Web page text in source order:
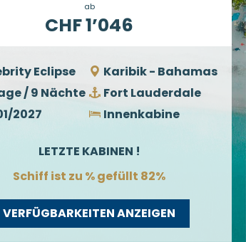
ab
CHF 1’046
Eclipse
Karibik - Bahamas
/ 9 Nächte
Fort Lauderdale
2027
Innenkabine
LETZTE KABINEN !
Schiff ist zu % gefüllt 82%
VERFÜGBARKEITEN ANZEIGEN